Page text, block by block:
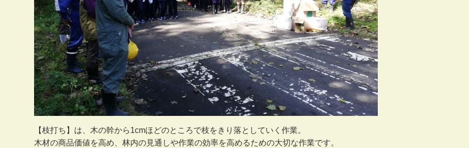
【枝打ち】は、木の幹から1cmほどのところで枝をきり落としていく作業。
木材の商品価値を高め、林内の見通しや作業の効率を高めるための大切な作業です。